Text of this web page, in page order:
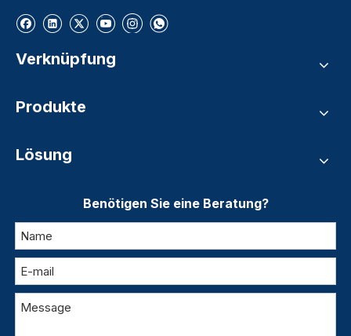
Verknüpfung
Produkte
Lösung
Benötigen Sie eine Beratung?